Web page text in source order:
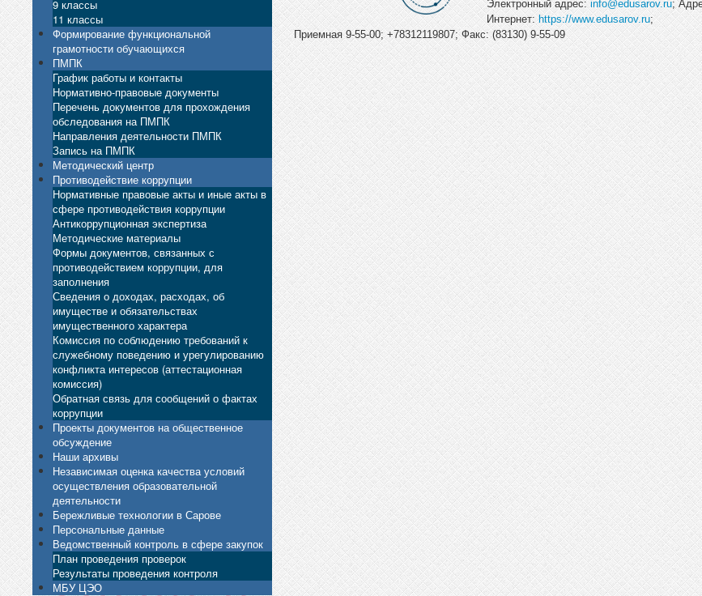
9 классы
11 классы
Формирование функциональной
грамотности обучающихся
ПМПК
График работы и контакты
Нормативно-правовые документы
Перечень документов для прохождения
обследования на ПМПК
Направления деятельности ПМПК
Запись на ПМПК
Методический центр
Противодействие коррупции
Нормативные правовые акты и иные акты в
сфере противодействия коррупции
Антикоррупционная экспертиза
Методические материалы
Формы документов, связанных с
противодействием коррупции, для
заполнения
Сведения о доходах, расходах, об
имуществе и обязательствах
имущественного характера
Комиссия по соблюдению требований к
служебному поведению и урегулированию
конфликта интересов (аттестационная
комиссия)
Обратная связь для сообщений о фактах
коррупции
Проекты документов на общественное
обсуждение
Наши архивы
Независимая оценка качества условий
осуществления образовательной
деятельности
Бережливые технологии в Сарове
Персональные данные
Ведомственный контроль в сфере закупок
План проведения проверок
Результаты проведения контроля
МБУ ЦЭО
Электронный адрес:info@edusarov.ru;
Интернет:https://www.edusarov.ru;
Приемная 9-55-00; +78312119807; Факс: (83130) 9-55-09